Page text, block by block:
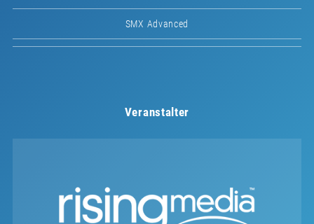
SMX Advanced
Veranstalter